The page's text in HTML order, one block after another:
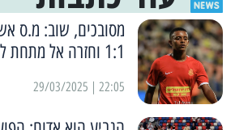
מסובכים, שוב: מ.ס
1:1 וחזרה אל מתחת לקו האדום
22:05 | 29/03/2025